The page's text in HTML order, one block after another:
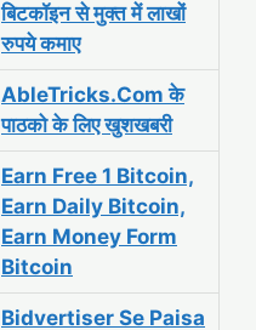
बिटकॉइन से मुक्त में लाखों
रुपये कमाए
AbleTricks.Com के
पाठको के लिए खुशखबरी
Earn Free 1 Bitcoin,
Earn Daily Bitcoin,
Earn Money Form
Bitcoin
Bidvertiser Se Paisa